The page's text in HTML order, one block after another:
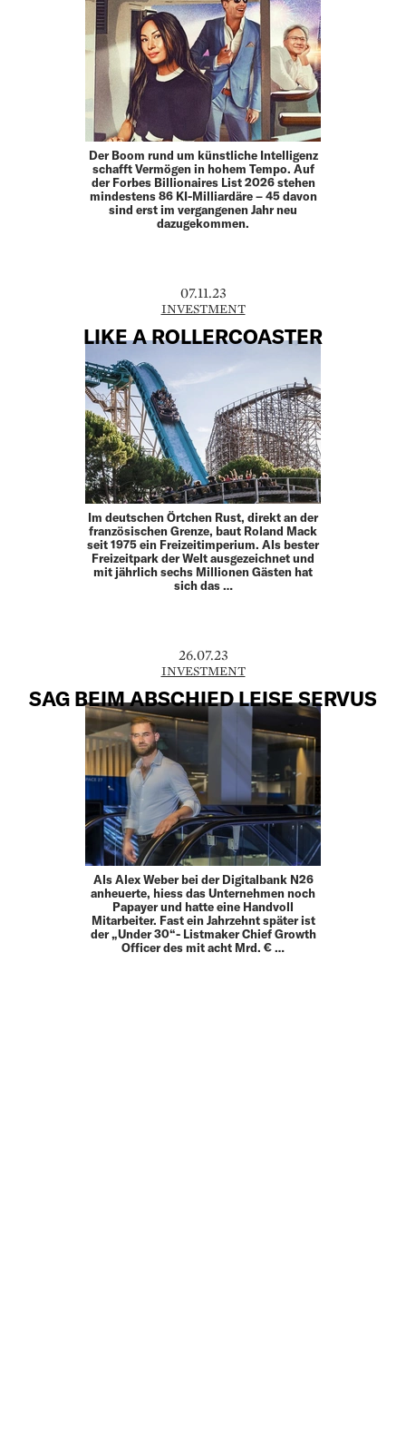
Der Boom rund um künstliche Intelligenz
schafft Vermögen in hohem Tempo. Auf
der Forbes Billionaires List 2026 stehen
mindestens 86 KI-Milliardäre – 45 davon
sind erst im vergangenen Jahr neu
dazugekommen.
07.11.23
INVESTMENT
LIKE A ROLLERCOASTER
Im deutschen Örtchen Rust, direkt an der
französischen Grenze, baut Roland Mack
seit 1975 ein Freizeitimperium. Als bester
Freizeitpark der Welt ausgezeichnet und
mit jährlich sechs Millionen Gästen hat
sich das …
26.07.23
INVESTMENT
SAG BEIM ABSCHIED LEISE SERVUS
Als Alex Weber bei der Digitalbank N26
anheuerte, hiess das Unternehmen noch
Papayer und hatte eine Handvoll
Mitarbeiter. Fast ein Jahrzehnt später ist
der „Under 30“- Listmaker Chief Growth
Officer des mit acht Mrd. € …